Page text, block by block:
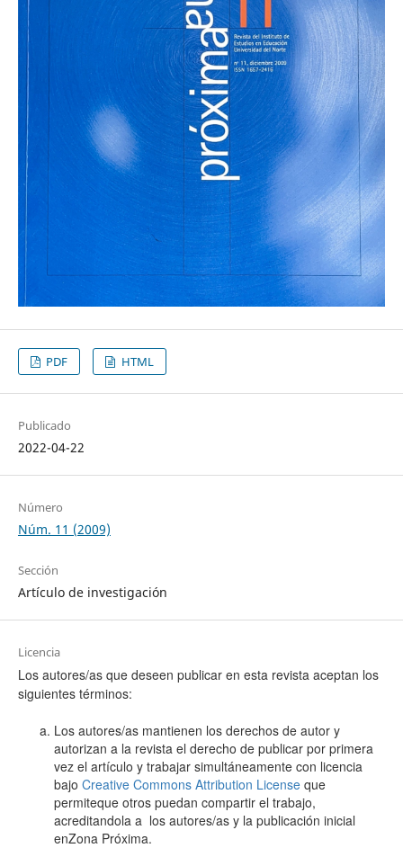
PDF HTML
Publicado
2022-04-22
Número
Núm. 11 (2009)
Sección
Artículo de investigación
Licencia
Los autores/as que deseen publicar en esta revista aceptan los
siguientes términos:
Los autores/as mantienen los derechos de autor y
autorizan a la revista el derecho de publicar por primera
vez el artículo y trabajar simultáneamente con licencia
bajo Creative Commons Attribution Licenseque
permiteque otros puedan compartir el trabajo,
acreditandola a los autores/as y la publicación inicial
enZona Próxima.